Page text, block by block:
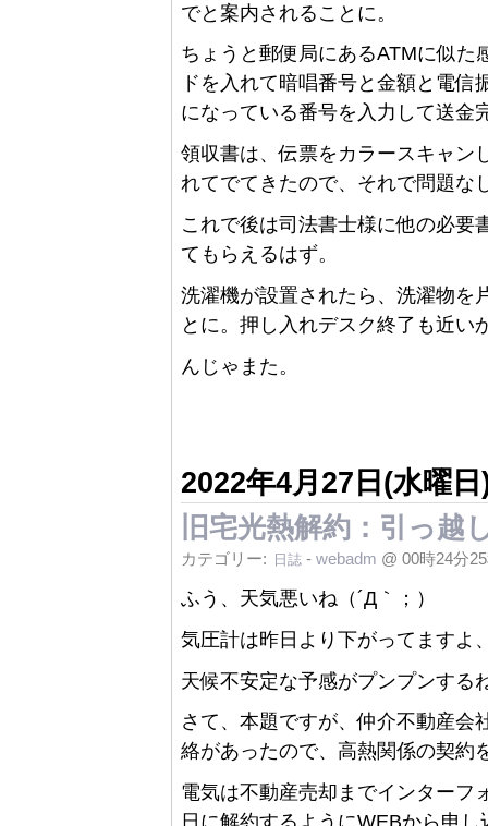
でと案内されることに。
ちょうと郵便局にあるATMに似た
ドを入れて暗唱番号と金額と電
になっている番号を入力して送金
領収書は、伝票をカラースキャン
れてでてきたので、それで問題な
これで後は司法書士様に他の必要
てもらえるはず。
洗濯機が設置されたら、洗濯物を
とに。押し入れデスク終了も近
んじゃまた。
2022年4月27日(水曜日
旧宅光熱解約：引っ越
カテゴリー: 日誌 - webadm @ 00時24分
ふう、天気悪いね（´Д｀；）
気圧計は昨日より下がってますよ
天候不安定な予感がプンプンする
さて、本題ですが、仲介不動産会
絡があったので、高熱関係の契約
電気は不動産売却までインターフ